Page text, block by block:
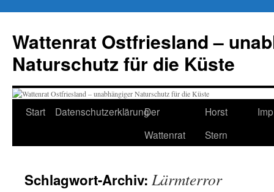
springen
Wattenrat Ostfriesland –
Naturschutz für die Küste
Start DatenschutzerklärungDer
Wattenrat
Horst
Stern
Schlagwort-Archiv: Lärmterror